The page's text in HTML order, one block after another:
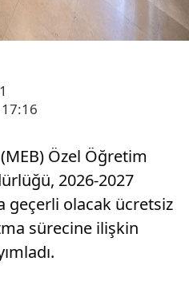
Özel Öğretim
2026-2027
geçerli olacak ücretsiz
sürecine ilişkin